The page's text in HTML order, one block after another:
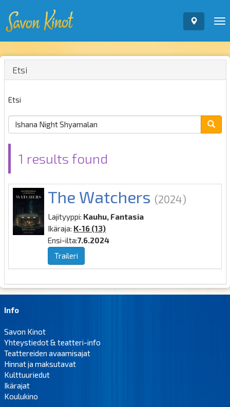
Etsi
Etsi
1 results found
The Watchers (2024)
Lajityyppi: Kauhu, Fantasia
Ikäraja: K-16 (13)
Ensi-ilta:7.6.2024
Traileri
Info
Savon Kinot
Yhteystiedot & teatteri-info
Teattereiden avaamisajat
Hinnat ja maksutavat
Kulttuuriedut
Ikärajat
Koulukino